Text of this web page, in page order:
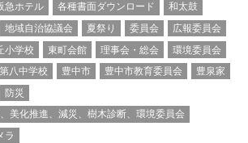
急ホテル 各種書面ダウンロード
和太鼓
地域自治協議会 夏祭り 委員会
広報委員会
小学校 東町会館 理事会・総会
環境委員会
第八中学校 豊中市 豊中市教育委員会
豊泉家
防災
美化推進、減災、樹木診断、環境委員会
ラ